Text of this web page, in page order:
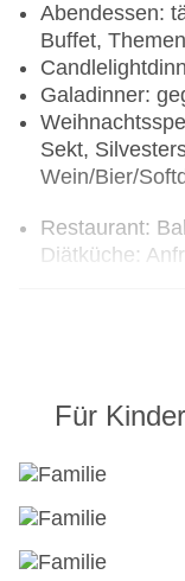
Abendessen:
Buffet,
Galadinner:
Sekt,
Wein/Bier/
Restaurant:
Diätküche:
nicht
Bars & mehr: 2
Café: gegen
Für Kinder